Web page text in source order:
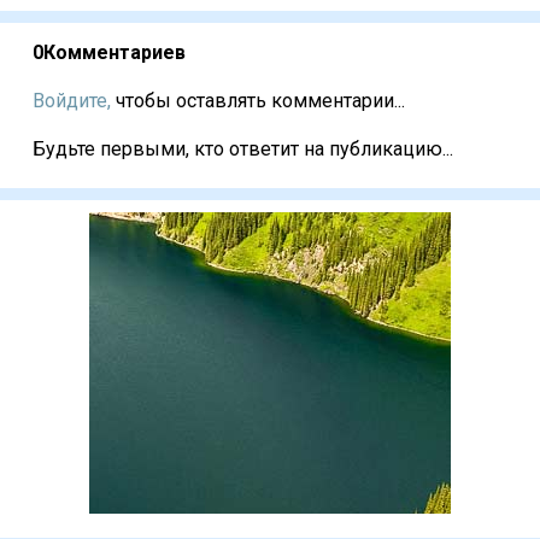
0Комментариев
Войдите, чтобы оставлять комментарии...
Будьте первыми, кто ответит на публикацию...